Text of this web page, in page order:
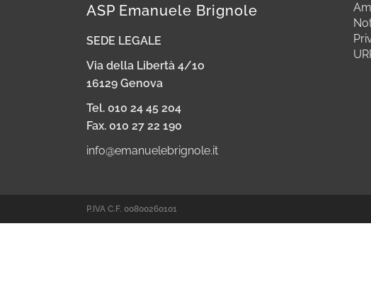
ASP Emanuele Brignole
SEDE LEGALE
Via della Libertà 4/1o
16129 Genova
Tel. 010 24 45 204
Fax. 010 27 22 190
info@emanuelebrignole.it
P.IVA C.F. 00800260101